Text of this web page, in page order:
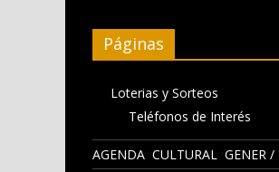
Páginas
Loterias y Sorteos
Teléfonos de Interés
AGENDA CULTURAL GENER